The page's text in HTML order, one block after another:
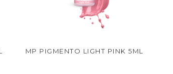
MP PIGMENTO LIGHT PINK 5ML